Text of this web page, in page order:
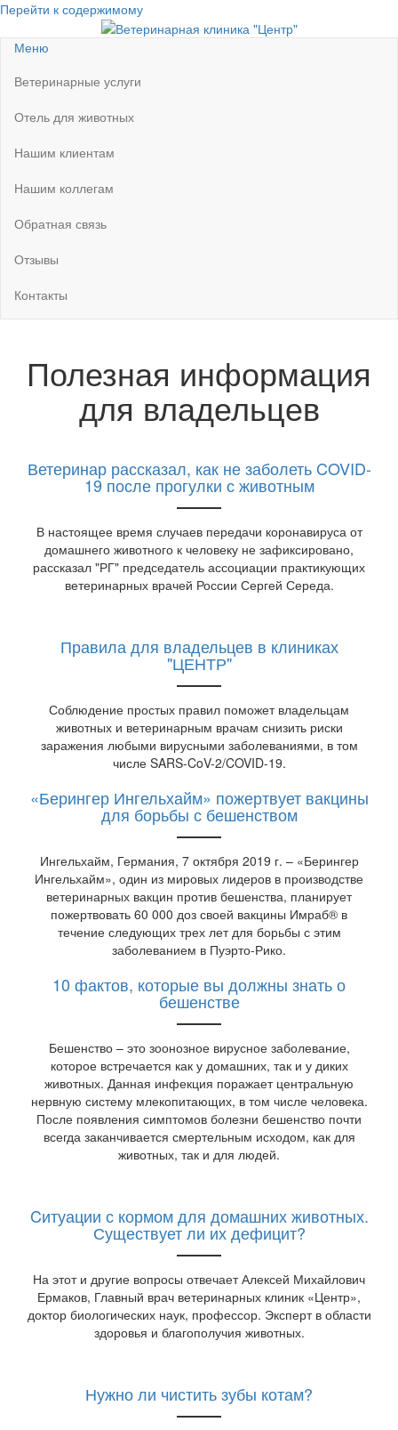
Перейти к содержимому
Ветеринарная клиника "Центр"
Круглосуточно
Меню
Ветеринарные услуги
Отель для животных
Нашим клиентам
Нашим коллегам
Обратная связь
Отзывы
Контакты
Полезная информация
для владельцев
Ветеринар рассказал, как не заболеть COVID-
19 после прогулки с животным
В настоящее время случаев передачи коронавируса от
домашнего животного к человеку не зафиксировано,
рассказал "РГ" председатель ассоциации практикующих
ветеринарных врачей России Сергей Середа.
Правила для владельцев в клиниках
"ЦЕНТР"
Соблюдение простых правил поможет владельцам
животных и ветеринарным врачам снизить риски
заражения любыми вирусными заболеваниями, в том
числе SARS-CoV-2/COVID-19.
«Берингер Ингельхайм» пожертвует вакцины
для борьбы с бешенством
Ингельхайм, Германия, 7 октября 2019 г. – «Берингер
Ингельхайм», один из мировых лидеров в производстве
ветеринарных вакцин против бешенства, планирует
пожертвовать 60 000 доз своей вакцины Имраб® в
течение следующих трех лет для борьбы с этим
заболеванием в Пуэрто-Рико.
10 фактов, которые вы должны знать о
бешенстве
Бешенство – это зоонозное вирусное заболевание,
которое встречается как у домашних, так и у диких
животных. Данная инфекция поражает центральную
нервную систему млекопитающих, в том числе человека.
После появления симптомов болезни бешенство почти
всегда заканчивается смертельным исходом, как для
животных, так и для людей.
Cитуации с кормом для домашних животных.
Существует ли их дефицит?
На этот и другие вопросы отвечает Алексей Михайлович
Ермаков, Главный врач ветеринарных клиник «Центр»,
доктор биологических наук, профессор. Эксперт в области
здоровья и благополучия животных.
Нужно ли чистить зубы котам?